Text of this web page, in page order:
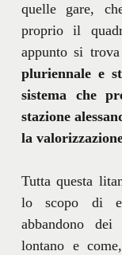
quelle gare,
proprio il
appunto si
pluriennale e
sistema che
stazione
la
Tutta questa
lo scopo di
abbandono
lontano e